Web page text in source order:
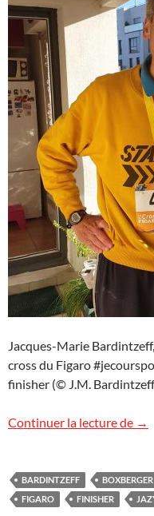
Jacques-Marie
cross du Figaro
finisher (© J.M.
Continuer la lecture de Le
→
BARDINTZEFF BOXBERGER
FIGARO
FINISHER